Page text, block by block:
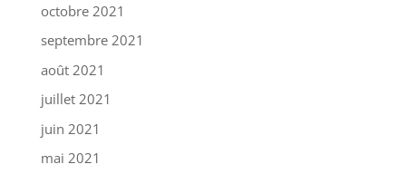
octobre 2021
septembre 2021
août 2021
juillet 2021
juin 2021
mai 2021